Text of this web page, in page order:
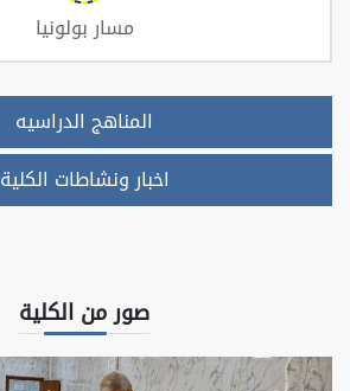
مسار بولونيا
المناهج الدراسيه
اخبار ونشاطات الكلية
صور من الكلية